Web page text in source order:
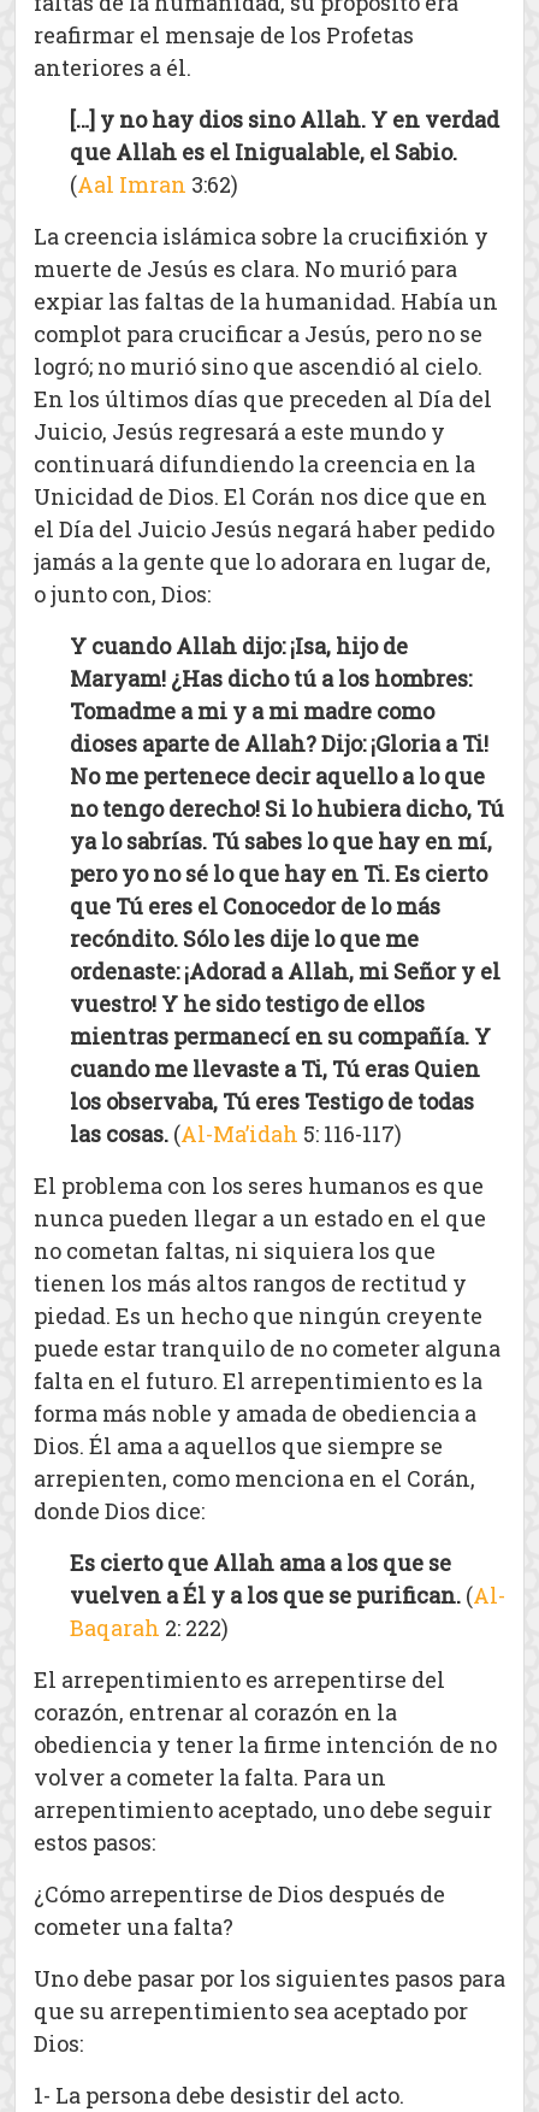
reafirmar el mensaje de los Profetas
anteriores a él.
[…] y no hay dios sino Allah. Y en verdad
que Allah es el Inigualable, el Sabio.
(Aal Imran 3:62)
La creencia islámica sobre la crucifixión y
muerte de Jesús es clara. No murió para
expiar las faltas de la humanidad. Había un
complot para crucificar a Jesús, pero no se
logró; no murió sino que ascendió al cielo.
En los últimos días que preceden al Día del
Juicio, Jesús regresará a este mundo y
continuará difundiendo la creencia en la
Unicidad de Dios. El Corán nos dice que en
el Día del Juicio Jesús negará haber pedido
jamás a la gente que lo adorara en lugar de,
o junto con, Dios:
Y cuando Allah dijo: ¡Isa, hijo de
Maryam! ¿Has dicho tú a los hombres:
Tomadme a mi y a mi madre como
dioses aparte de Allah? Dijo: ¡Gloria a Ti!
No me pertenece decir aquello a lo que
no tengo derecho! Si lo hubiera dicho, Tú
ya lo sabrías. Tú sabes lo que hay en mí,
pero yo no sé lo que hay en Ti. Es cierto
que Tú eres el Conocedor de lo más
recóndito. Sólo les dije lo que me
ordenaste: ¡Adorad a Allah, mi Señor y el
vuestro! Y he sido testigo de ellos
mientras permanecí en su compañía. Y
cuando me llevaste a Ti, Tú eras Quien
los observaba, Tú eres Testigo de todas
las cosas. (Al-Ma’idah 5: 116-117)
El problema con los seres humanos es que
nunca pueden llegar a un estado en el que
no cometan faltas, ni siquiera los que
tienen los más altos rangos de rectitud y
piedad. Es un hecho que ningún creyente
puede estar tranquilo de no cometer alguna
falta en el futuro. El arrepentimiento es la
forma más noble y amada de obediencia a
Dios. Él ama a aquellos que siempre se
arrepienten, como menciona en el Corán,
donde Dios dice:
Es cierto que Allah ama a los que se
vuelven a Él y a los que se purifican. (Al-
Baqarah 2: 222)
El arrepentimiento es arrepentirse del
corazón, entrenar al corazón en la
obediencia y tener la firme intención de no
volver a cometer la falta. Para un
arrepentimiento aceptado, uno debe seguir
estos pasos:
¿Cómo arrepentirse de Dios después de
cometer una falta?
Uno debe pasar por los siguientes pasos para
que su arrepentimiento sea aceptado por
Dios:
1- La persona debe desistir del acto.